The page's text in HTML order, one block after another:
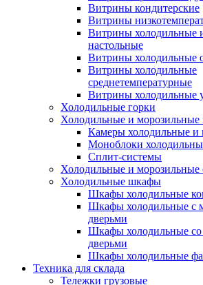
Витрины кондитерские
Витрины
Витрины холодильные
настольные
Витрины холодильные
Витрины холодильные
среднетемпературные
Витрины холодильные
Холодильные горки
Холодильные и морозильные
Камеры холодильные и
Моноблоки
Сплит-системы
Холодильные и морозильные
Холодильные шкафы
Шкафы холодильные
Шкафы холодильные с
дверьми
Шкафы холодильные со
дверьми
Шкафы холодильные
Техника для склада
Тележки грузовые